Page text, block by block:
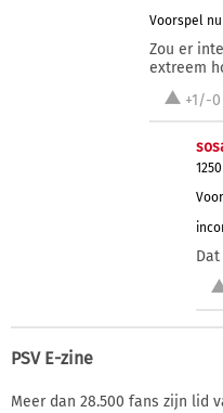
Voorspel
Zou er
extreem
+1/-0
PSV E-zine
Meer dan 28.500 fans zijn lid